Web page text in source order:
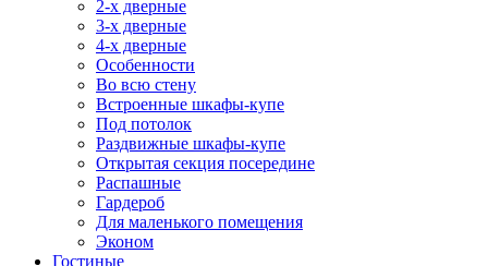
2-х дверные
3-х дверные
4-х дверные
Особенности
Во всю стену
Встроенные шкафы-купе
Под потолок
Раздвижные шкафы-купе
Открытая секция посередине
Распашные
Гардероб
Для маленького помещения
Эконом
Гостиные